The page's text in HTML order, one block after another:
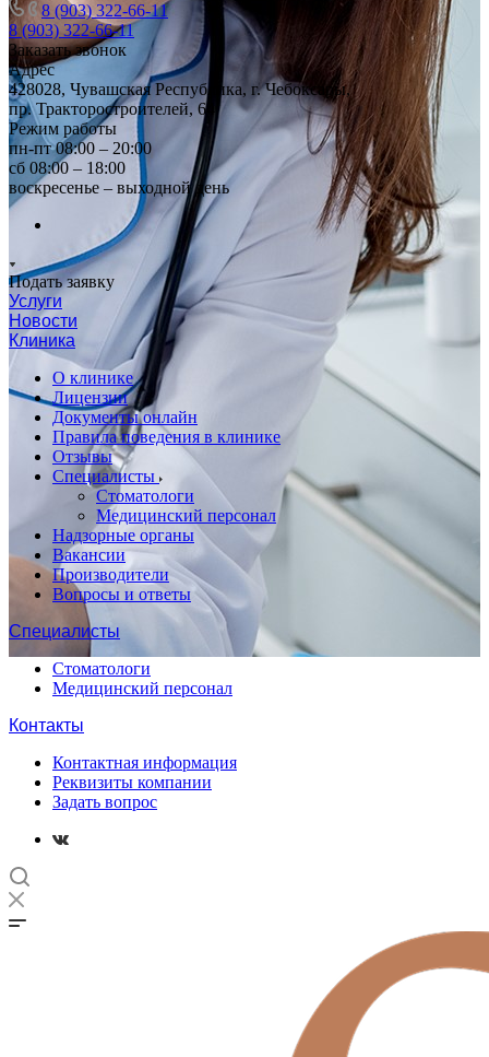
8 (903) 322-66-11
8 (903) 322-66-11
Заказать звонок
Адрес
428028, Чувашская Республика, г. Чебоксары,
пр. Тракторостроителей, 64
Режим работы
пн-пт 08:00 – 20:00
сб 08:00 – 18:00
воскресенье – выходной день
Подать заявку
Услуги
Новости
Клиника
О клинике
Лицензии
Документы онлайн
Правила поведения в клинике
Отзывы
Специалисты
Стоматологи
Медицинский персонал
Надзорные органы
Вакансии
Производители
Вопросы и ответы
Специалисты
Стоматологи
Медицинский персонал
Контакты
Контактная информация
Реквизиты компании
Задать вопрос